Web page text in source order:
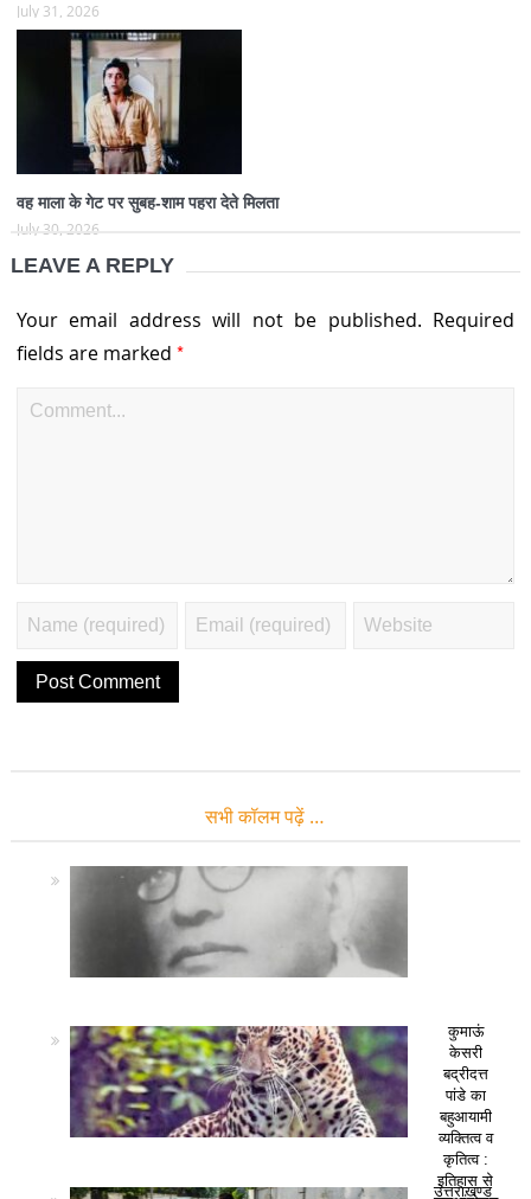
July 31, 2026
वह माला के गेट पर सुबह-शाम पहरा देते मिलता
July 30, 2026
LEAVE A REPLY
Your email address will not be published. Required
fields are marked *
सभी कॉलम पढ़ें …
कुमाऊं
केसरी
बद्रीदत्त
पांडे का
बहुआयामी
व्यक्तित्व व
कृतित्व :
इतिहास से
उत्तराखण्ड